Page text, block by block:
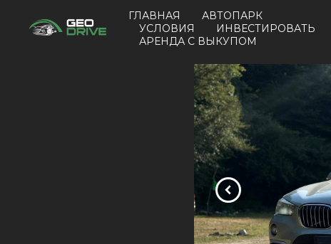
ГЛАВНАЯ
АВТОПАРК
УСЛОВИЯ
ИНВЕСТИРОВАТЬ
АРЕНДА С ВЫКУПОМ